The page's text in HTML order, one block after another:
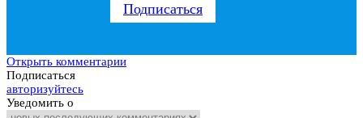
Подписаться
Открыть комментарии
Подписаться
авторизуйтесь
Уведомить о